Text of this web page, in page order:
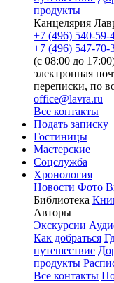
продукты
Канцелярия
+7 (496) 540-59-
+7 (496) 547-70-
(с 08:00 до
электронная
переписки, по
office@lavra.ru
Все контакты
Подать записку
Гостиницы
Мастерские
Соцслужба
Хронология
Новости Фото
Библиотека
Авторы
Экскурсии
Как добраться
путешествие
продукты
Все контакты